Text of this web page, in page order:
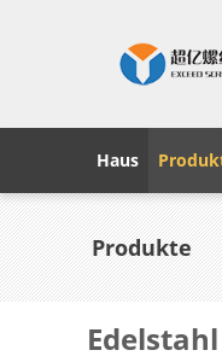
Haus
Produkte